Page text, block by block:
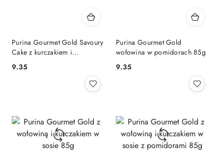
Purina Gourmet Gold Savoury
Cake z kurczakiem i
Cena:
9.35
Purina Gourmet Gold
wołowina w pomidorach 85g
Cena:
9.35